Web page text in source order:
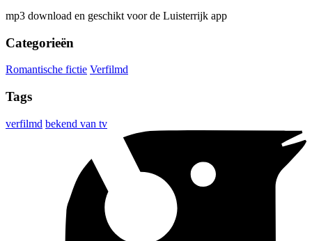
mp3 download en geschikt voor de Luisterrijk app
Categorieën
Romantische fictie Verfilmd
Tags
verfilmd bekend van tv